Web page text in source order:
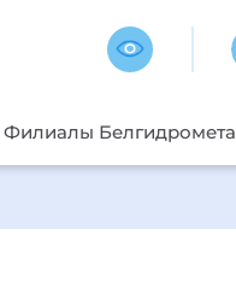
Филиалы Белгидромета